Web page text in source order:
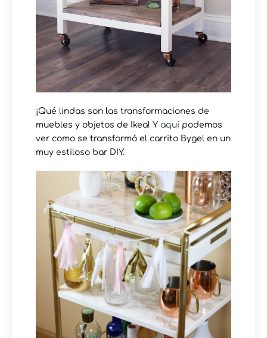
¡Qué lindas son las transformaciones de
muebles y objetos de Ikea! Y aquí podemos
ver como se transformó el carrito Bygel en un
muy estiloso bar DIY.